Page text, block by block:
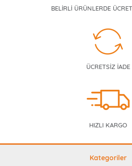
BELİRLİ ÜRÜNLERDE
ÜCRETSİZ İADE
HIZLI KARGO
Kategoriler